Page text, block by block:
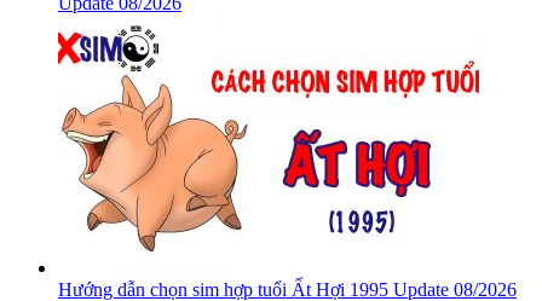
Hướng dẫn chọn sim hợp tuổi Ất Hợi 1995 Update 08/2026